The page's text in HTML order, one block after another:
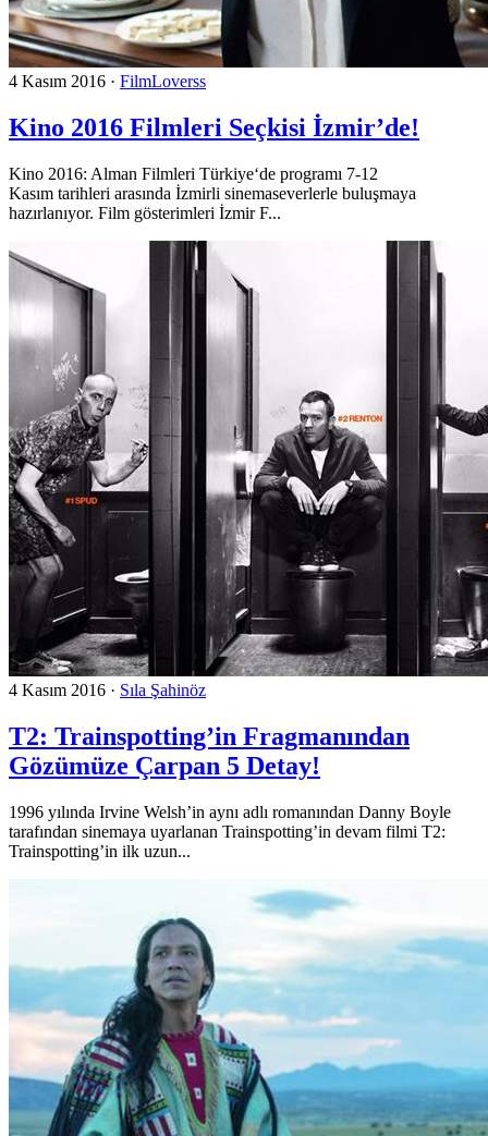
4 Kasım 2016 · FilmLoverss
Kino 2016 Filmleri Seçkisi İzmir’de!
Kino 2016: Alman Filmleri Türkiye‘de programı 7-12
Kasım tarihleri arasında İzmirli sinemaseverlerle buluşmaya
hazırlanıyor. Film gösterimleri İzmir F...
4 Kasım 2016 · Sıla Şahinöz
T2: Trainspotting’in Fragmanından
Gözümüze Çarpan 5 Detay!
1996 yılında Irvine Welsh’in aynı adlı romanından Danny Boyle
tarafından sinemaya uyarlanan Trainspotting’in devam filmi T2:
Trainspotting’in ilk uzun...